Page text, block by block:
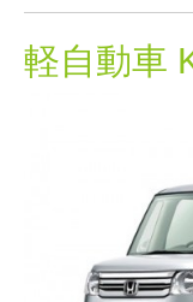
軽自動車